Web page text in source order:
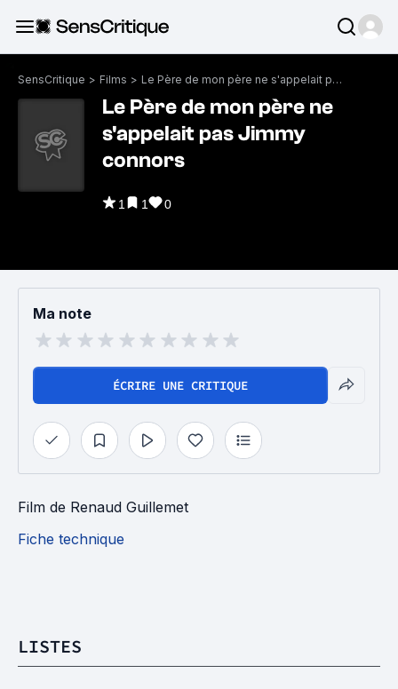
SensCritique > Films > Le Père de mon père ne s'appelait pas Jimmy connors
Le Père de mon père ne
s'appelait pas Jimmy
connors
1 1 0
Ma note
ÉCRIRE UNE CRITIQUE
Film de Renaud Guillemet
Fiche technique
LISTES